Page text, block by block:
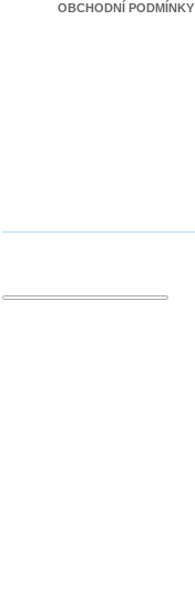
OBCHODNÍ PODMÍNKY